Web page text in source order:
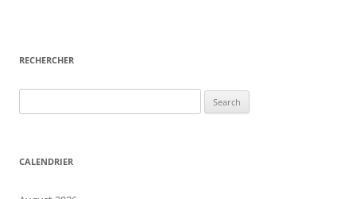
RECHERCHER
for:
CALENDRIER